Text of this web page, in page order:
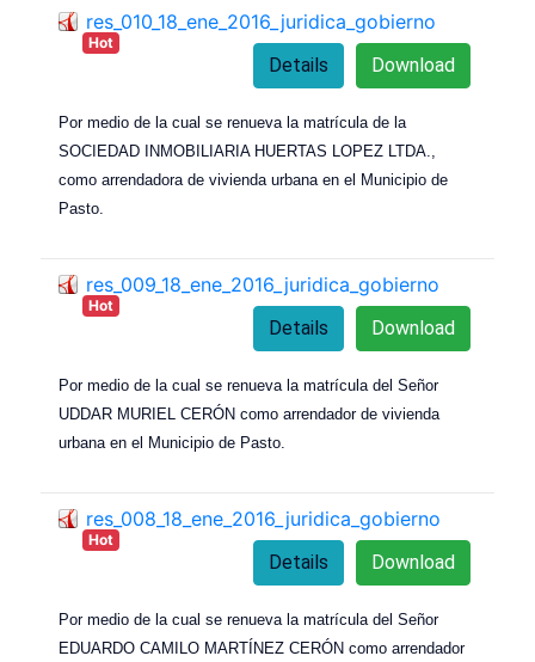
res_010_18_ene_2016_juridica_gobierno
Hot
Download
Details
Por medio de la cual se renueva la matrícula de la
SOCIEDAD INMOBILIARIA HUERTAS LOPEZ LTDA.,
como arrendadora de vivienda urbana en el Municipio de
Pasto.
res_009_18_ene_2016_juridica_gobierno
Hot
Download
Details
Por medio de la cual se renueva la matrícula del Señor
UDDAR MURIEL CERÓN como arrendador de vivienda
urbana en el Municipio de Pasto.
res_008_18_ene_2016_juridica_gobierno
Hot
Download
Details
Por medio de la cual se renueva la matrícula del Señor
EDUARDO CAMILO MARTÍNEZ CERÓN como arrendador